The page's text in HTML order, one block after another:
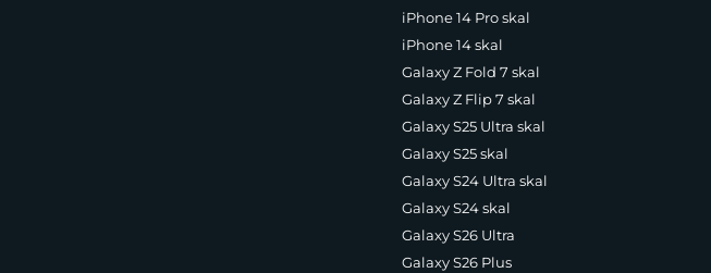
iPhone 14 Pro skal
iPhone 14 skal
Galaxy Z Fold 7 skal
Galaxy Z Flip 7 skal
Galaxy S25 Ultra skal
Galaxy S25 skal
Galaxy S24 Ultra skal
Galaxy S24 skal
Galaxy S26 Ultra
Galaxy S26 Plus